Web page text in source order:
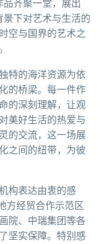
品齐聚一堂，展出
景下对艺术与生活的
空与国界的艺术之
特的海洋资源为依
的桥梁。每一件作
的深刻理解，让观
美好生活的热爱与
的交流，这一场展
之间的纽带，为彼
构表达由衷的感
方经贸合作示范区
院、中瑞集团等各
坚实保障。特别感